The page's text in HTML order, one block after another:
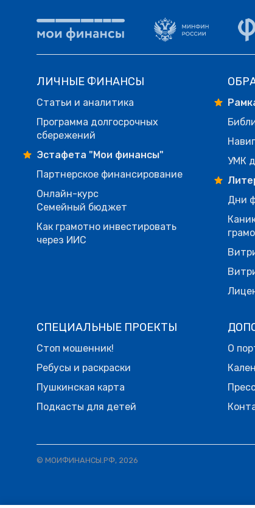
ЛИЧНЫЕ ФИНАНСЫ
Статьи и аналитика
Программа долгосрочных
сбережений
Эстафета "Мои финансы"
Партнерское финансирование
Онлайн-курс
Семейный бюджет
Как грамотно инвестировать
через ИИС
УМК
Дни
СПЕЦИАЛЬНЫЕ ПРОЕКТЫ
Стоп мошенник!
Ребусы и раскраски
Пушкинская карта
Подкасты для детей
О
© МОИФИНАНСЫ.РФ, 2026